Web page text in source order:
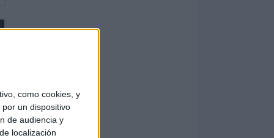
como cookies, y
un dispositivo
de audiencia y
localización